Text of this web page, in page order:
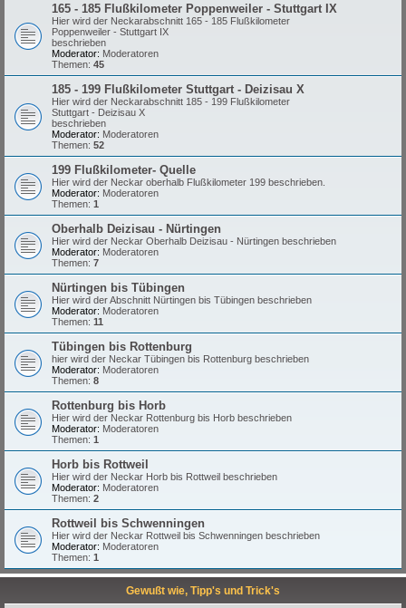
165 - 185 Flußkilometer Poppenweiler - Stuttgart IX
Hier wird der Neckarabschnitt 165 - 185 Flußkilometer
Poppenweiler - Stuttgart IX
beschrieben
Moderator: Moderatoren
Themen: 45
185 - 199 Flußkilometer Stuttgart - Deizisau X
Hier wird der Neckarabschnitt 185 - 199 Flußkilometer
Stuttgart - Deizisau X
beschrieben
Moderator: Moderatoren
Themen: 52
199 Flußkilometer- Quelle
Hier wird der Neckar oberhalb Flußkilometer 199 beschrieben.
Moderator: Moderatoren
Themen: 1
Oberhalb Deizisau - Nürtingen
Hier wird der Neckar Oberhalb Deizisau - Nürtingen beschrieben
Moderator: Moderatoren
Themen: 7
Nürtingen bis Tübingen
Hier wird der Abschnitt Nürtingen bis Tübingen beschrieben
Moderator: Moderatoren
Themen: 11
Tübingen bis Rottenburg
hier wird der Neckar Tübingen bis Rottenburg beschrieben
Moderator: Moderatoren
Themen: 8
Rottenburg bis Horb
Hier wird der Neckar Rottenburg bis Horb beschrieben
Moderator: Moderatoren
Themen: 1
Horb bis Rottweil
Hier wird der Neckar Horb bis Rottweil beschrieben
Moderator: Moderatoren
Themen: 2
Rottweil bis Schwenningen
Hier wird der Neckar Rottweil bis Schwenningen beschrieben
Moderator: Moderatoren
Themen: 1
Gewußt wie, Tipp's und Trick's